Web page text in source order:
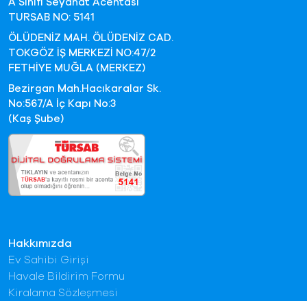
Hakkımızda
Ev Sahibi Girişi
Havale Bildirim Formu
Kiralama Sözleşmesi
A Sınıfı Seyahat Acentası
TURSAB NO: 5141
ÖLÜDENİZ MAH. ÖLÜDENİZ CAD.
TOKGÖZ İŞ MERKEZİ NO:47/2
FETHİYE MUĞLA (MERKEZ)
Bezirgan Mah.Hacıkaralar Sk.
No:567/A İç Kapı No:3
(Kaş Şube)